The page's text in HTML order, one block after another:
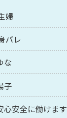
婦
バレ
な
子
心安全に働けます